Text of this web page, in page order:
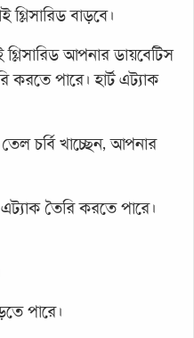
গ্লিসারিড বাড়বে।
গ্লিসারিড আপনার ডায়বেটিস
পারে। হার্ট এট্যাক
চর্বি খাচ্ছেন, আপনার
তৈরি করতে পারে।
পারে।